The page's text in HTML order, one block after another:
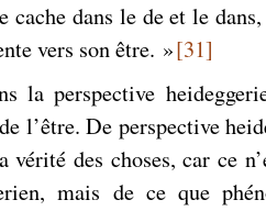
cache dans le de et le
vers son être. »[31]
l’être. De perspective
des choses, car ce
mais de ce que